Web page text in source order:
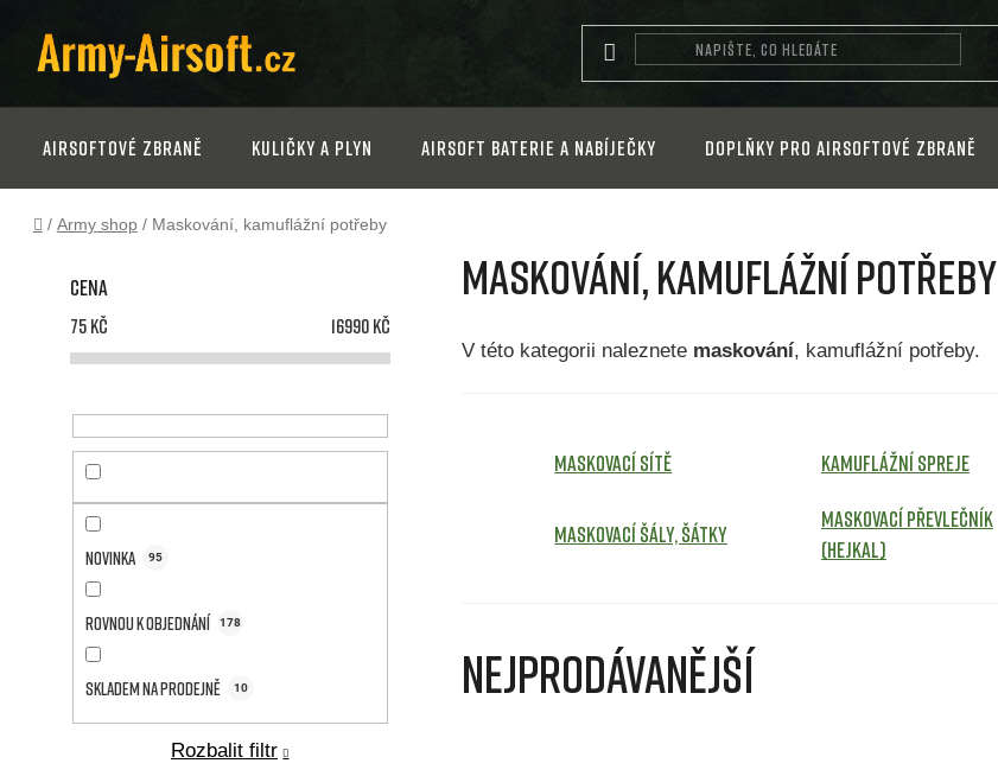
obsah
Airsoftové zbraně Kuličky a plyn Airsoft baterie a nabíječky Doplňky pro airsoftové zbraně
Domů
/ Army shop / Maskování, kamuflážní potřeby
P
Cena
75Kč 16990Kč
Novinka 95
Rovnou k objednání 178
Skladem na prodejně 10
Rozbalit filtr
Maskování, kamuflážní potřeby
V této kategorii naleznete maskování, kamuflážní potřeby.
Maskovací sítě Kamuflážní spreje
Maskovací šály, šátky
Maskovací převlečník
(Hejkal)
Nejprodávanější